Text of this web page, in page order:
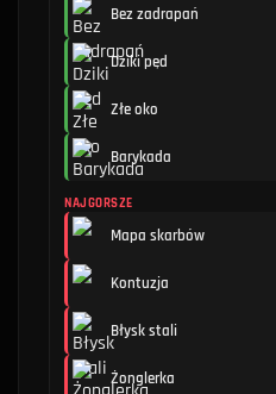
Bez zadrapań
Dziki pęd
Złe oko
Barykada
NAJGORSZE
Mapa skarbów
Kontuzja
Błysk stali
Żonglerka